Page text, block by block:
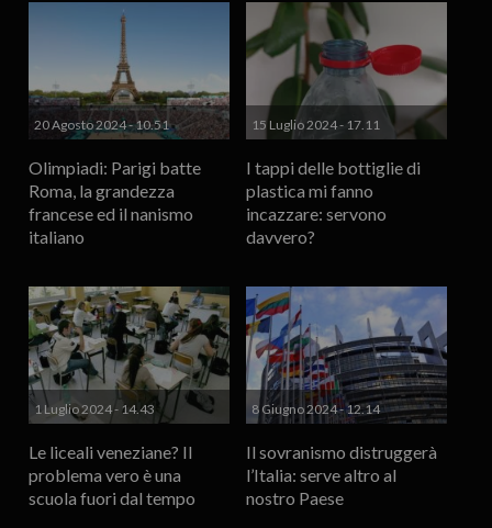
20 Agosto 2024 - 10.51
Olimpiadi: Parigi batte
Roma, la grandezza
francese ed il nanismo
italiano
15 Luglio 2024 - 17.11
I tappi delle bottiglie di
plastica mi fanno
incazzare: servono
davvero?
1 Luglio 2024 - 14.43
Le liceali veneziane? Il
problema vero è una
scuola fuori dal tempo
8 Giugno 2024 - 12.14
Il sovranismo distruggerà
l’Italia: serve altro al
nostro Paese